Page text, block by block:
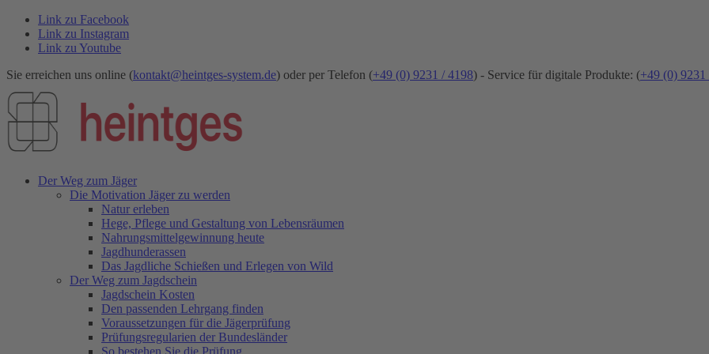
Link zu Facebook
Link zu Instagram
Link zu Youtube
Sie erreichen uns online (kontakt@heintges-system.de) oder per Telefon (+49 (0) 9231 / 4198) - Service für digitale Produkte: (+49 (0) 9231
Der Weg zum Jäger
Die Motivation Jäger zu werden
Natur erleben
Hege, Pflege und Gestaltung von Lebensräumen
Nahrungsmittelgewinnung heute
Jagdhunderassen
Das Jagdliche Schießen und Erlegen von Wild
Der Weg zum Jagdschein
Jagdschein Kosten
Den passenden Lehrgang finden
Voraussetzungen für die Jägerprüfung
Prüfungsregularien der Bundesländer
So bestehen Sie die Prüfung